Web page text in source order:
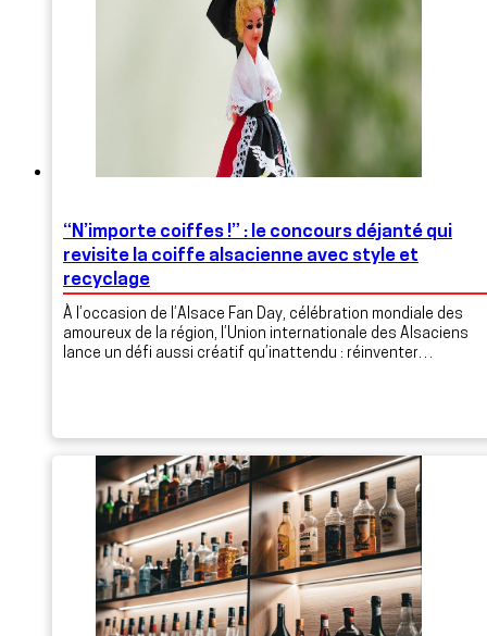
“N’importe coiffes !” : le concours déjanté qui
revisite la coiffe alsacienne avec style et
recyclage
À l’occasion de l’Alsace Fan Day, célébration mondiale des
amoureux de la région, l’Union internationale des Alsaciens
lance un défi aussi créatif qu’inattendu : réinventer…